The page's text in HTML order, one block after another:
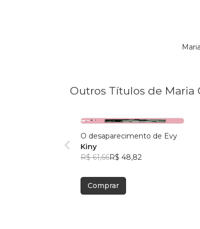
Outros Títulos de Maria
O desaparecimento de Evy
Kiny
R$ 61,66R$ 48,82
Comprar